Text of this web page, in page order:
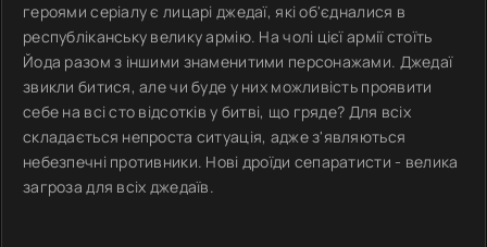
героями серіалу є лицарі джедаї, які об'єдналися в
республіканську велику армію. На чолі цієї армії стоїть
Йода разом з іншими знаменитими персонажами. Джедаї
звикли битися, але чи буде у них можливість проявити
себе на всі сто відсотків у битві, що гряде? Для всіх
складається непроста ситуація, адже з'являються
небезпечні противники. Нові дроїди сепаратисти - велика
загроза для всіх джедаїв.